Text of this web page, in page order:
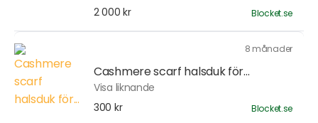
2 000 kr
Blocket.se
8 månader
Cashmere scarf halsduk för...
Visa liknande
300 kr
Blocket.se